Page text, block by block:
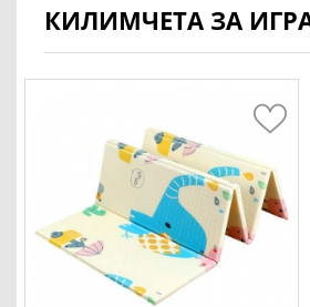
КИЛИМЧЕТА ЗА